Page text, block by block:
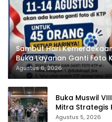
Sambut Hari
Buka Layanan Ganti Foto
Agustus 6, 2026
Buka Muswil
Mitra Strategis
Agustus 5, 2026